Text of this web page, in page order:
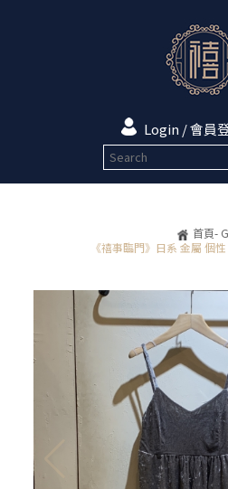
Login / 會員
首頁-
《禧事臨門》日系 金屬 個